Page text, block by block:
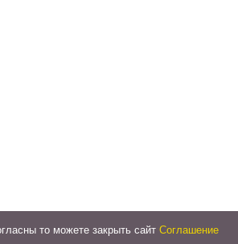
то можете закрыть сайт Соглашение